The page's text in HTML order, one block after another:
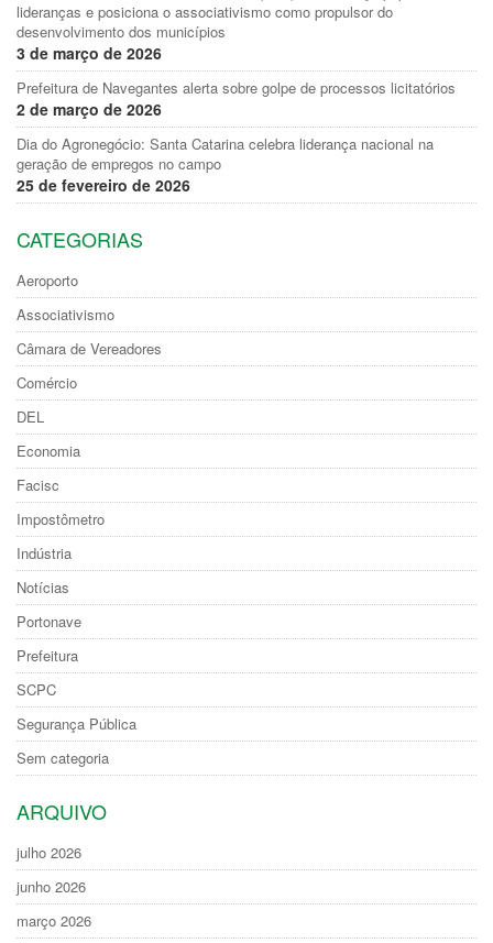
lideranças e posiciona o associativismo como propulsor do
desenvolvimento dos municípios
3 de março de 2026
Prefeitura de Navegantes alerta sobre golpe de processos licitatórios
2 de março de 2026
Dia do Agronegócio: Santa Catarina celebra liderança nacional na
geração de empregos no campo
25 de fevereiro de 2026
CATEGORIAS
Aeroporto
Associativismo
Câmara de Vereadores
Comércio
DEL
Economia
Facisc
Impostômetro
Indústria
Notícias
Portonave
Prefeitura
SCPC
Segurança Pública
Sem categoria
ARQUIVO
julho 2026
junho 2026
março 2026